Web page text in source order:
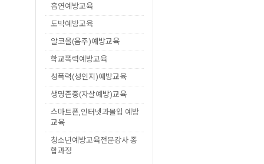
흡연예방교육
도박예방교육
알코올(음주)예방교육
학교폭력예방교육
성폭력(성인지)예방교육
생명존중(자살예방)교육
스마트폰,인터넷과몰입 예방
교육
청소년예방교육전문강사 종
합과정